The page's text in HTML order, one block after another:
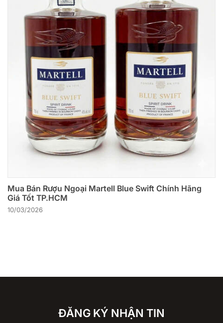
Mua Bán Rượu Ngoại Martell Blue Swift Chính Hãng
Giá Tốt TP.HCM
10/03/2026
ĐĂNG KÝ NHẬN TIN